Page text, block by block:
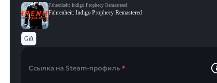
Fahrenheit: Indigo Prophecy Remastered
Fahrenheit: Indigo Prophecy Remastered
Gift
Ссылка на Steam-профиль *